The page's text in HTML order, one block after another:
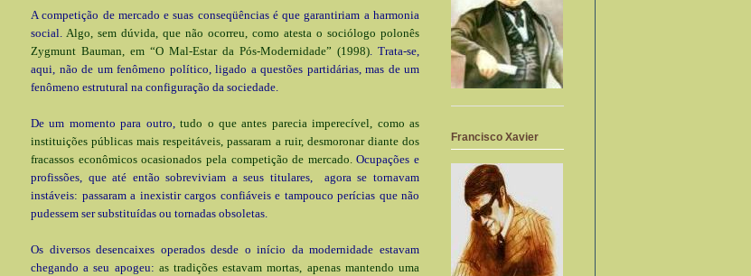
A competição de mercado e suas conseqüências é que garantiriam a harmonia
social. Algo, sem dúvida, que não ocorreu, como atesta o sociólogo polonês
Zygmunt Bauman, em “O Mal-Estar da Pós-Modernidade” (1998). Trata-se,
aqui, não de um fenômeno político, ligado a questões partidárias, mas de um
fenômeno estrutural na configuração da sociedade.
De um momento para outro,tudo o que antes parecia imperecível, como as
instituições públicas mais respeitáveis, passaram a ruir, desmoronar diante dos
fracassos econômicos ocasionados pela competição de mercado.Ocupações e
profissões, que até então sobreviviam a seus titulares, agora se tornavam
instáveis: passaram a inexistir cargos confiáveis e tampouco perícias que não
pudessem ser substituídas ou tornadas obsoletas.
Os diversos desencaixes operados desde o início da modernidade estavam
chegando a seu apogeu: as tradições estavam mortas, apenas mantendo uma
Francisco Xavier